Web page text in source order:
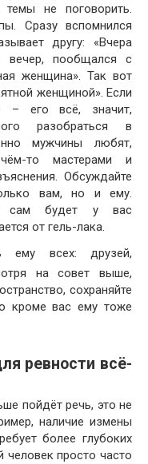
не поговорить.
Сразу вспомнился
другу: «Вчера
вечер, пообщался с
женщина». Так вот
женщиной». Если
– его всё, значит,
разобраться в
мужчины любят,
то мастерами и
Обсуждайте
вам, но и ему.
сам будет у вас
от гель-лака.
ему всех: друзей,
на совет выше,
сохраняйте
кроме вас ему тоже
ревности всё-
пойдёт речь, это не
наличие измены
более глубоких
просто часто